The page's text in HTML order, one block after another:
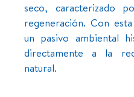
seco, caracterizado
regeneración. Con
un pasivo ambiental
directamente a la
natural.